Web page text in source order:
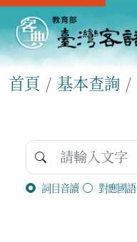
首頁 基本查詢
詞目音讀 對應國語